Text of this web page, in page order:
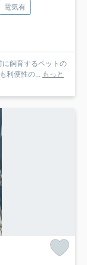
電気有
飼育するペットの
利便性の... もっと